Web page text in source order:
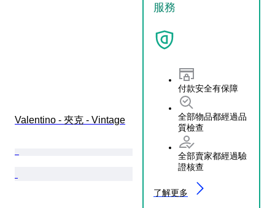
服務
付款安全有保障
全部物品都經過品
質檢查
全部賣家都經過驗
證核查
了解更多
Valentino - 夾克 - Vintage